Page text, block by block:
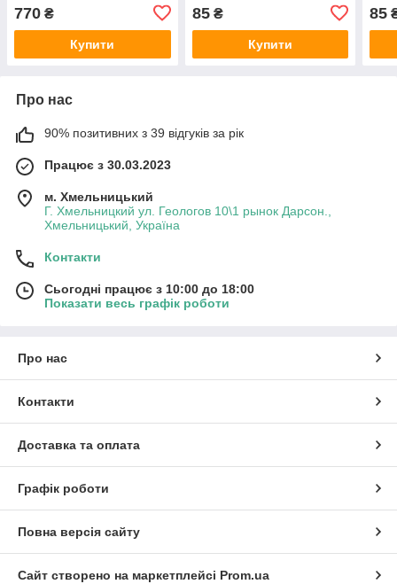
770 ₴
Купити
85₴
Купити
85
Про нас
90% позитивних з 39 відгуків за рік
Працює з 30.03.2023
м. Хмельницький
Г. Хмельницкий ул. Геологов 10\1 рынок Дарсон.,
Хмельницький, Україна
Контакти
Сьогодні працює з 10:00 до 18:00
Показати весь графік роботи
Про нас
Контакти
Доставка та оплата
Графік роботи
Повна версія сайту
Сайт створено на маркетплейсі Prom.ua